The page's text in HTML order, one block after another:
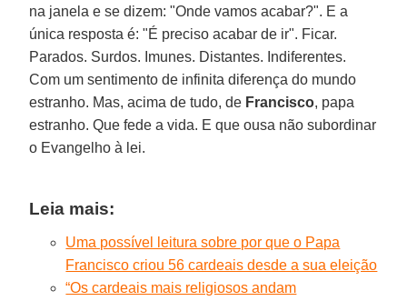
na janela e se dizem: "Onde vamos acabar?". E a
única resposta é: "É preciso acabar de ir". Ficar.
Parados. Surdos. Imunes. Distantes. Indiferentes.
Com um sentimento de infinita diferença do mundo
estranho. Mas, acima de tudo, de Francisco, papa
estranho. Que fede a vida. E que ousa não subordinar
o Evangelho à lei.
Leia mais:
Uma possível leitura sobre por que o Papa
Francisco criou 56 cardeais desde a sua eleição
“Os cardeais mais religiosos andam